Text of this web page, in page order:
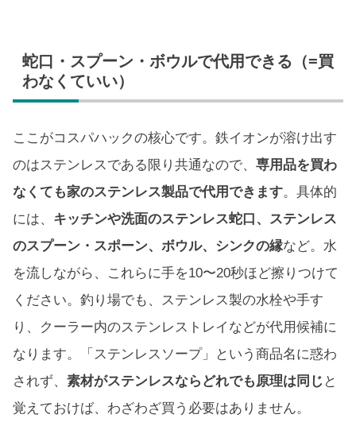
蛇口・スプーン・ボウルで代用できる（=買
わなくていい）
ここがコスパハックの核心です。鉄イオンが溶け出す
のはステンレスである限り共通なので、 専用品を買わ
なくても家のステンレス製品で代用できます。具体的
には、 キッチンや洗面のステンレス蛇口、ステンレス
のスプーン・スポーン、ボウル、シンクの縁など。水
を流しながら、これらに手を10〜20秒ほど擦りつけて
ください。釣り場でも、ステンレス製の水栓や手す
り、クーラー内のステンレストレイなどが代用候補に
なります。「ステンレスソープ」という商品名に惑わ
されず、 素材がステンレスならどれでも原理は同じ と
覚えておけば、わざわざ買う必要はありません。